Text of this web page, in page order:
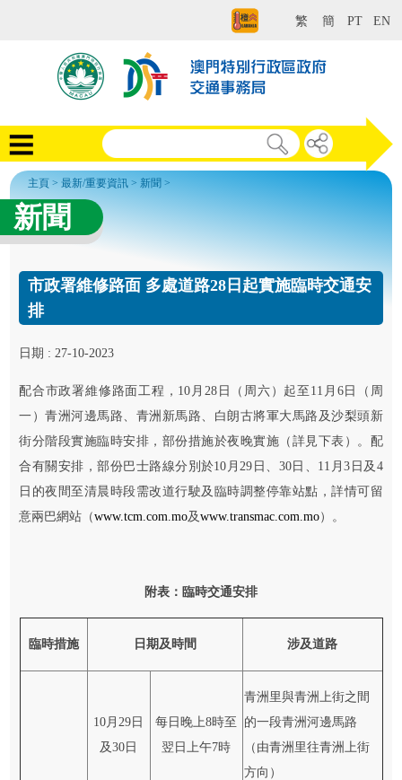
繁 簡 PT EN
主頁 >最新/重要資訊 > 新聞 >
新聞
市政署維修路面 多處道路28日起實施臨時交通安
排
日期 : 27-10-2023
配合市政署維修路面工程，10月28日（周六）起至11月6日（周
一）青洲河邊馬路、青洲新馬路、白朗古將軍大馬路及沙梨頭新
街分階段實施臨時安排，部份措施於夜晚實施（詳見下表）。配
合有關安排，部份巴士路線分別於10月29日、30日、11月3日及4
日的夜間至清晨時段需改道行駛及臨時調整停靠站點，詳情可留
意兩巴網站（www.tcm.com.mo及www.transmac.com.mo）。
附表：臨時交通安排
臨時措施 日期及時間 涉及道路
10月29日
及30日
每日晚上8時至
翌日上午7時
青洲里與青洲上街之間
的一段青洲河邊馬路
（由青洲里往青洲上街
方向）